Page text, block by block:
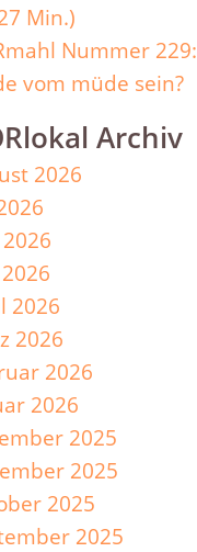
Min.)
Nummer 229:
vom müde sein?
Archiv
2026
2026
2026
2026
2026
2025
2025
2025
2025